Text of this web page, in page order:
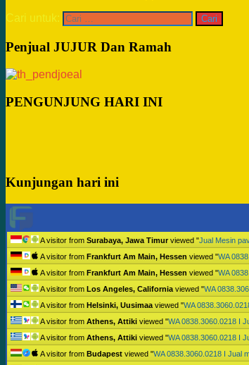
Cari untuk:
Penjual JUJUR Dan Ramah
PENGUNJUNG HARI INI
Kunjungan hari ini
A visitor from Surabaya, Jawa Timurviewed "Jual Mesin
A visitor from Frankfurt Am Main, Hessen viewed "WA
A visitor from Frankfurt Am Main, Hessen viewed "WA
A visitor from Los Angeles, California viewed "WA
A visitor from Helsinki, Uusimaa viewed "WA
A visitor from Athens, Attiki viewed "WA 0838.3060.0218 I
A visitor from Athens, Attiki viewed "WA 0838.3060.0218 I
A visitor from Budapest viewed "WA 0838.3060.0218 I Jual